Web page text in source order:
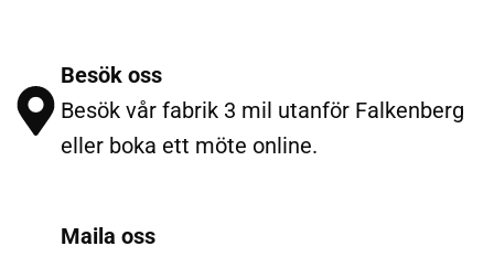
Besök oss
Besök vår fabrik 3 mil utanför Falkenberg
eller boka ett möte online.
Maila oss